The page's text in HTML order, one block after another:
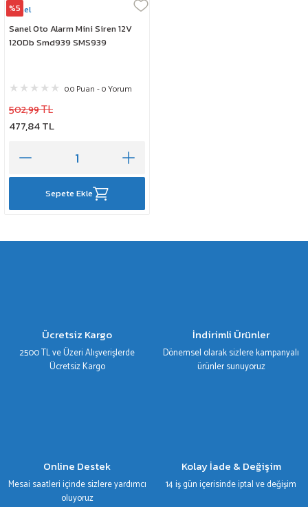
%5
Sanel
Sanel Oto Alarm Mini Siren 12V
120Db Smd939 SMS939
0.0 Puan - 0 Yorum
502,99 TL
477,84 TL
Sepete Ekle
Ücretsiz Kargo
2500 TL ve Üzeri Alışverişlerde
Ücretsiz Kargo
İndirimli Ürünler
Dönemsel olarak sizlere kampanyalı
ürünler sunuyoruz
Online Destek
Mesai saatleri içinde sizlere yardımcı
oluyoruz
Kolay İade & Değişim
14 iş gün içerisinde iptal ve değişim